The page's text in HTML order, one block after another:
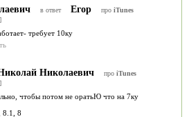
в ответ Егор про iTunes
требует 10ку
Николаевич про iTunes
чтобы потом не оратьЮ что на 7ку
8.1, 8